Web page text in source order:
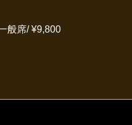
般席/ ¥9,800